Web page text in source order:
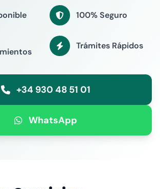
100% Seguro
Trámites Rápidos
+34 930 48 51 01
WhatsApp